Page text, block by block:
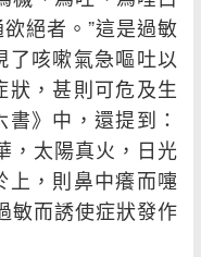
絕者。”這是過敏
咳嗽氣急嘔吐以
狀，甚則可危及生
》中，還提到：
，太陽真火，日光
上，則鼻中癢而嚏
敏而誘使症狀發作